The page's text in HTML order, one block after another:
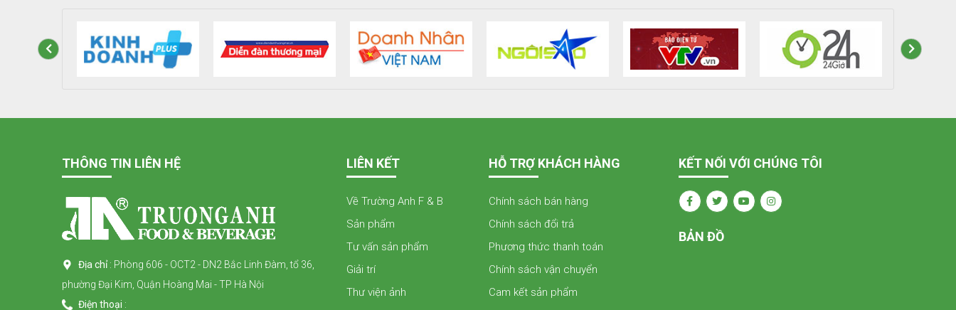
THÔNG TIN LIÊN HỆ
Địa chỉ : Phòng 606 - OCT2 - DN2 Bắc Linh Đàm, tổ 36,
phường Đại Kim, Quận Hoàng Mai - TP Hà Nội
Điện thoại :
LIÊN KẾT
Về Trường Anh F & B
Sản phẩm
Tư vấn sản phẩm
Giải trí
Thư viện ảnh
HỖ TRỢ KHÁCH HÀNG
Chính sách bán hàng
Chính sách đổi trả
Phương thức thanh toán
Chính sách vận chuyển
Cam kết sản phẩm
KẾT NỐI VỚI CHÚNG TÔI
BẢN ĐỒ